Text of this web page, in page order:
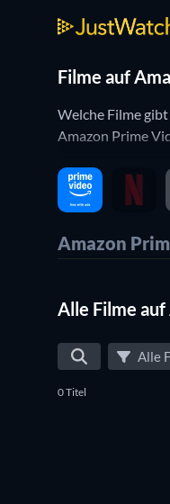
Filme auf
Welche Filme
Amazon Prime
Amazon
Alle Filme
Alle
0 Titel